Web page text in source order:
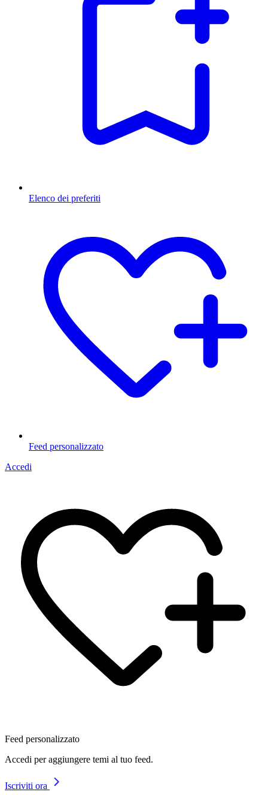
Elenco dei preferiti
Feed personalizzato
Accedi
Feed personalizzato
Accedi per aggiungere temi al tuo feed.
Iscriviti ora